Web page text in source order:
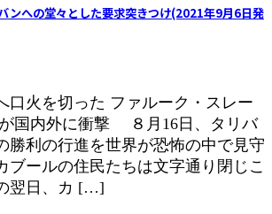
ンへの堂々とした要求突きつけ(2021年9月6日発
口火を切った ファルーク・スレー
国内外に衝撃 ８月16日、タリバ
勝利の行進を世界が恐怖の中で見守
ブールの住民たちは文字通り閉じこ
翌日、カ […]